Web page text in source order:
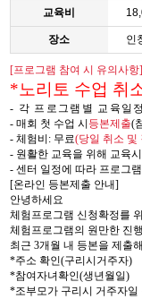
교육비
장소 인
[프로그램 참여 시 유의사항]
*노리토 수업 취
- 각 프로그램별 교육일
- 매회 첫 수업 시 등본제출(
- 체험비 : 무료(당일 취소 및
- 원활한 교육을 위해 교육
- 센터 일정에 따라 프로그
[온라인 등본제출 안내]
안녕하세요
체험프로그램 신청확정를
체험프로그램의 원만한 진
최근 3개월 내 등본을 제출
*주소 확인(구리시거주자)
*참여자녀확인(생년월일)
*조부모가 구리시 거주자